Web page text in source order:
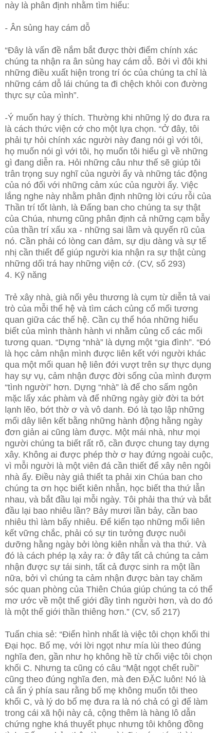
này là phân định nhằm tìm hiểu:
- Ân sủng hay cám dỗ
“Đây là vấn đề nắm bắt được thời điểm chính xác
chúng ta nhận ra ân sủng hay cám dỗ. Bởi vì đôi khi
những điều xuất hiện trong trí óc của chúng ta chỉ là
những cám dỗ lái chúng ta đi chệch khỏi con đường
thực sự của mình”.
-Ý muốn hay ý thích. Thường khi những lý do đưa ra
là cách thức viện cớ cho một lựa chọn. “Ở đây, tôi
phải tự hỏi chính xác người này đang nói gì với tôi,
họ muốn nói gì với tôi, họ muốn tôi hiểu gì về những
gì đang diễn ra. Hỏi những câu như thế sẽ giúp tôi
trân trọng suy nghĩ của người ấy và những tác động
của nó đối với những cảm xúc của người ấy. Việc
lắng nghe này nhằm phân định những lời cứu rỗi của
Thần trí tốt lành, là Đấng ban cho chúng ta sự thật
của Chúa, nhưng cũng phân định cả những cạm bẫy
của thần trí xấu xa - những sai lầm và quyến rũ của
nó. Cần phải có lòng can đảm, sự dịu dàng và sự tế
nhị cần thiết để giúp người kia nhận ra sự thật cùng
những dối trá hay những viện cớ. (CV, số 293)
4. Kỹ năng
Trẻ xây nhà, già nối yêu thương là cụm từ diễn tả vai
trò của mỗi thế hệ và tìm cách củng cố mối tương
quan giữa các thế hệ. Cần cụ thể hóa những hiểu
biết của mình thành hành vi nhằm củng cố các mối
tương quan. “Dựng “nhà” là dựng một “gia đình”. “Đó
là học cảm nhận mình được liên kết với người khác
qua một mối quan hệ liên đới vượt trên sự thực dụng
hay sự vụ, cảm nhận được đời sống của mình đượm
“tình người” hơn. Dựng “nhà” là để cho sấm ngôn
mặc lấy xác phàm và để những ngày giờ đời ta bớt
lạnh lẽo, bớt thờ ơ và vô danh. Đó là tạo lập những
mối dây liên kết bằng những hành động hằng ngày
đơn giản ai cũng làm được. Một mái nhà, như mọi
người chúng ta biết rất rõ, cần được chung tay dựng
xây. Không ai được phép thờ ơ hay đứng ngoài cuộc,
vì mỗi người là một viên đá cần thiết để xây nên ngôi
nhà ấy. Điều này giả thiết ta phải xin Chúa ban cho
chúng ta ơn học biết kiên nhẫn, học biết tha thứ lẫn
nhau, và bắt đầu lại mỗi ngày. Tôi phải tha thứ và bắt
đầu lại bao nhiêu lần? Bảy mươi lần bảy, cần bao
nhiêu thì làm bấy nhiêu. Để kiến tạo những mối liên
kết vững chắc, phải có sự tin tưởng được nuôi
dưỡng hằng ngày bởi lòng kiên nhẫn và tha thứ. Và
đó là cách phép lạ xảy ra: ở đây tất cả chúng ta cảm
nhận được sự tái sinh, tất cả được sinh ra một lần
nữa, bởi vì chúng ta cảm nhận được bàn tay chăm
sóc quan phòng của Thiên Chúa giúp chúng ta có thể
mơ ước về một thế giới đầy tình người hơn, và do đó
là một thế giới thần thiêng hơn.” (CV, số 217)
Tuấn chia sẻ: “Điển hình nhất là việc tôi chọn khối thi
Đại học. Bố mẹ, với lời ngọt như mía lùi theo đúng
nghĩa đen, gần như họ không hề từ chối việc tôi chọn
khối C. Nhưng ta cũng có câu “Mật ngọt chết ruồi”
cũng theo đúng nghĩa đen, mà đen ĐẶC luôn! Nó là
cả ẩn ý phía sau rằng bố mẹ không muốn tôi theo
khối C, và lý do bố mẹ đưa ra là nó chả có gì để làm
trong cái xã hội này cả, cộng thêm là hàng lô dẫn
chứng nghe khá thuyết phục nhưng tôi không đồng